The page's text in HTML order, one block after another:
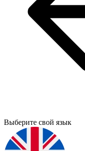
Выберите свой язык